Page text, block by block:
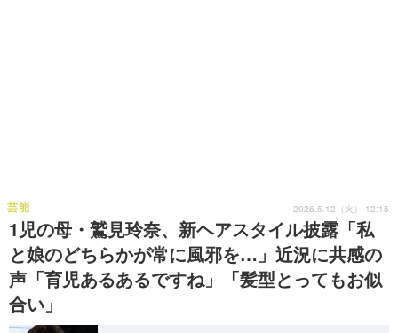
1児の母・鷲見玲奈、新ヘアスタイル披露「私
と娘のどちらかが常に風邪を…」近況に共感の
声「育児あるあるですね」「髪型とってもお似
合い」
芸能 2026.5.12（火） 12:15